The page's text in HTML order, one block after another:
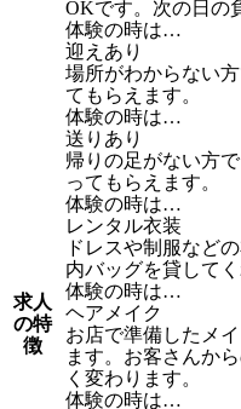
求人
の特
徴
OKです。次の日の
体験の時は…
迎えあり
場所がわからない
てもらえます。
体験の時は…
送りあり
帰りの足がない方
ってもらえます。
体験の時は…
レンタル衣装
ドレスや制服など
内バッグを貸して
体験の時は…
ヘアメイク
お店で準備したメ
ます。お客さんか
く変わります。
体験の時は…